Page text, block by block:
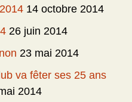
14 octobre 2014
26 juin 2014
23 mai 2014
va fêter ses 25 ans
2014